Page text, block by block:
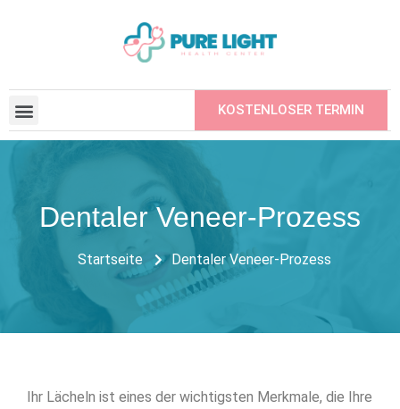
KOSTENLOSER TERMIN
Dentaler Veneer-Prozess
Startseite Dentaler Veneer-Prozess
Ihr Lächeln ist eines der wichtigsten Merkmale, die Ihre